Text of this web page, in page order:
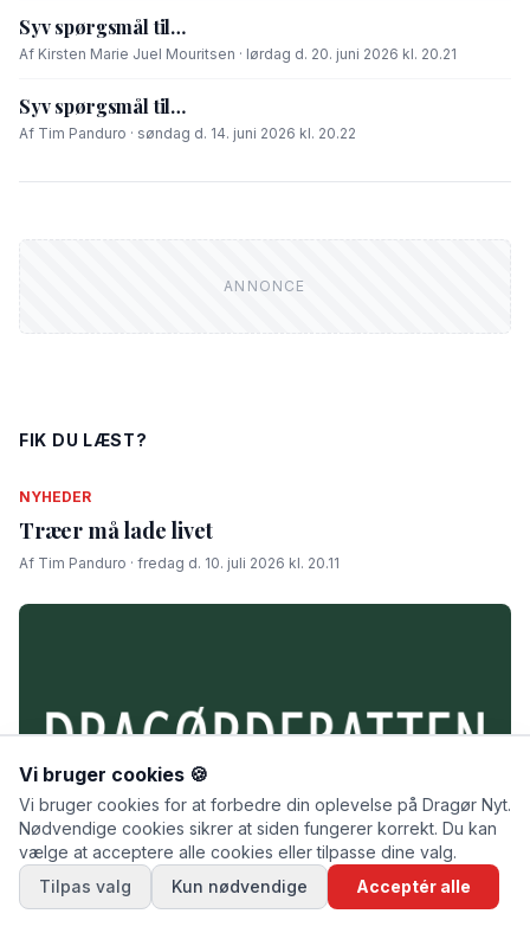
Syv spørgsmål til…
Af Kirsten Marie Juel Mouritsen · lørdag d. 20. juni 2026 kl. 20.21
Syv spørgsmål til…
Af Tim Panduro · søndag d. 14. juni 2026 kl. 20.22
FIK DU LÆST?
NYHEDER
Træer må lade livet
Af Tim Panduro · fredag d. 10. juli 2026 kl. 20.11
DRAGØRDEBATTEN
Vi bruger cookies 🍪
Vi bruger cookies for at forbedre din oplevelse på Dragør Nyt.
Nødvendige cookies sikrer at siden fungerer korrekt. Du kan
vælge at acceptere alle cookies eller tilpasse dine valg.
Tilpas valg
Kun nødvendige Acceptér alle